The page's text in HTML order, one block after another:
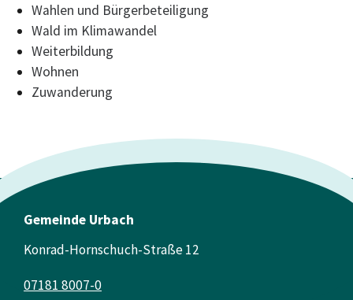
Wahlen und Bürgerbeteiligung
Wald im Klimawandel
Weiterbildung
Wohnen
Zuwanderung
Gemeinde Urbach
Konrad-Hornschuch-Straße 12
07181 8007-0